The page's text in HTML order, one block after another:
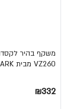
VZ260 מבית SHARK
₪332